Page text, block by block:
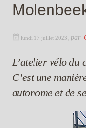
lundi 17 juillet 2023 par
L’atelier vélo du
C’est une
autonome et de